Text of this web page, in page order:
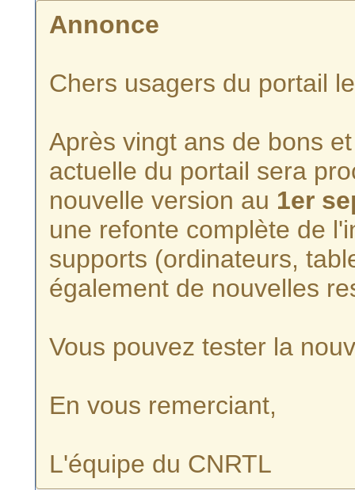
Annonce
Chers usagers du portail
Après vingt ans de bons
actuelle du portail sera
nouvelle version au 1er
une refonte complète de
supports (ordinateurs,
également de nouvelles
Vous pouvez tester la
En vous remerciant,
L'équipe du CNRTL